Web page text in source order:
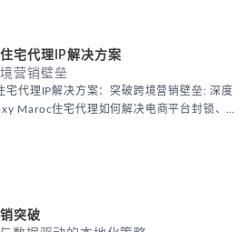
宅代理IP解决方案
营销壁垒
宅代理IP解决方案：突破跨境营销壁垒: 深度
Maroc住宅代理如何解决电商平台封锁、社
突破